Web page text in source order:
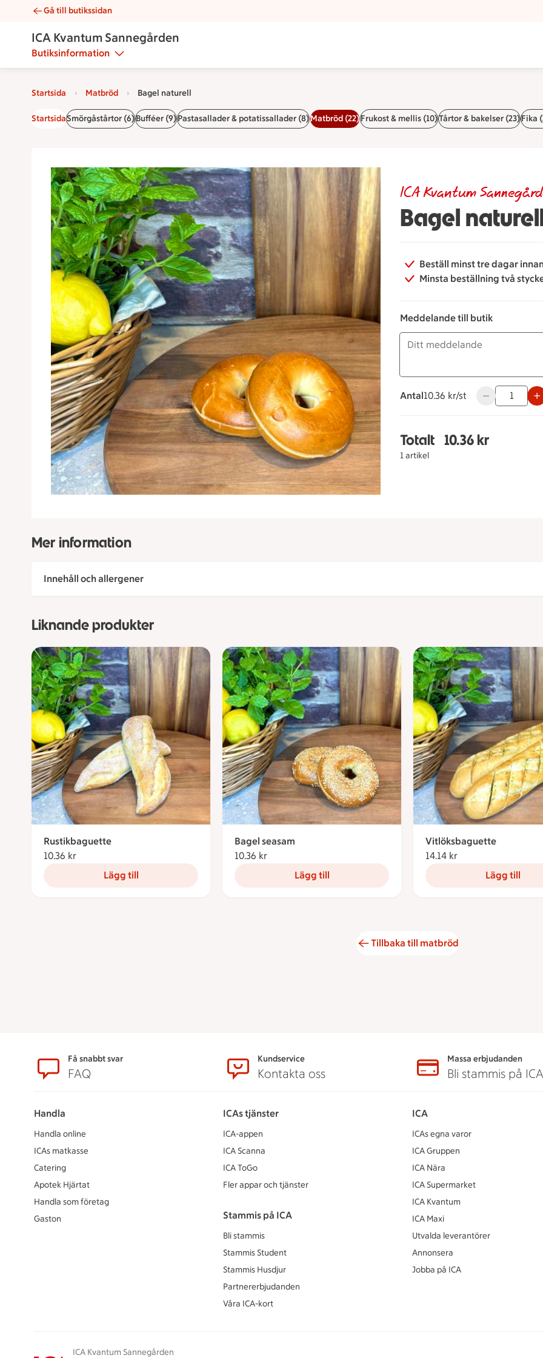
Bagel naturell | Catering ICA Kvantum Sannegården
Gå till butikssidan
ICA Kvantum Sannegården
Butiksinformation
Startsida Matbröd Bagel naturell
StartsidaSmörgåstårtor (6)Bufféer (9)Pastasallader & potatissallader (8)Matbröd (22)Frukost & mellis (10)Tårtor & bakelser (23)Fika
Bagel
ICA Kvantum
Beställ minst tre dagar
Minsta beställning två
Meddelande till butik
Antal
10.36 kronor styck
10.36 kr/st Använd
Totalt
1 artikel
Totalt 1 stycken Bagel
10.36 kr
Mer information
Innehåll och allergener
Liknande produkter
Rustikbaguette
10.36 kr
Lägg till
Bagel seasam
10.36 kr
Lägg till
Vitlöksbaguette
14.14 kr
Lägg till
Tillbaka till matbröd
SidfotFå snabbt svar
FAQ
Kundservice
Kontakta oss
Massa erbjudanden
Bli stammis på ICA
Handla
Handla online
ICAs matkasse
Catering
Apotek Hjärtat
Handla som företag
Gaston
ICAs tjänster
ICA-appen
ICA Scanna
ICA ToGo
Fler appar och tjänster
Stammis på ICA
Bli stammis
Stammis Student
Stammis Husdjur
Partnererbjudanden
Våra ICA-kort
ICA
ICAs egna varor
ICA Gruppen
ICA Nära
ICA Supermarket
ICA Kvantum
ICA Maxi
Utvalda leverantörer
Annonsera
Jobba på ICA
ICA Kvantum Sannegården